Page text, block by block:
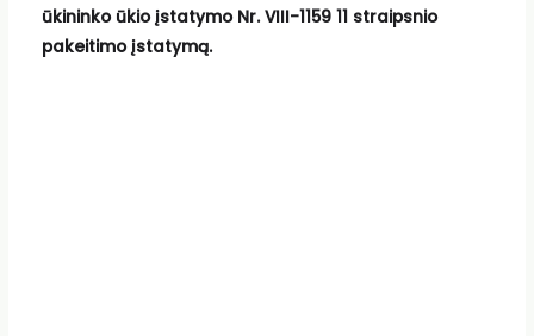
ūkininko ūkio įstatymo Nr. VIII-1159 11 straipsnio
pakeitimo įstatymą.